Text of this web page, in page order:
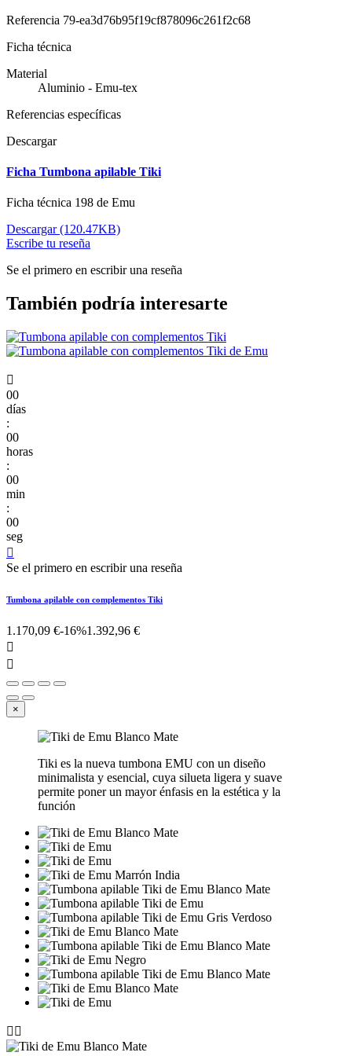
Referencia 79-ea3d76b95f19cf878096c261f2c68
Ficha técnica
Material
Aluminio - Emu-tex
Referencias específicas
Descargar
Ficha Tumbona apilable Tiki
Ficha técnica 198 de Emu
Descargar (120.47KB)
Escribe tu reseña
Se el primero en escribir una reseña
También podría interesarte

00
días
:
00
horas
:
00
min
:
00
seg

Se el primero en escribir una reseña
Tumbona apilable con complementos Tiki
1.170,09 €-16%1.392,96 €


×
Tiki es la nueva tumbona EMU con un diseño
minimalista y esencial, cuya silueta ligera y suave
permite poner un mayor énfasis en la estética y la
función
 